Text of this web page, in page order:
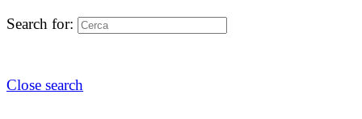
Search for:
Close search